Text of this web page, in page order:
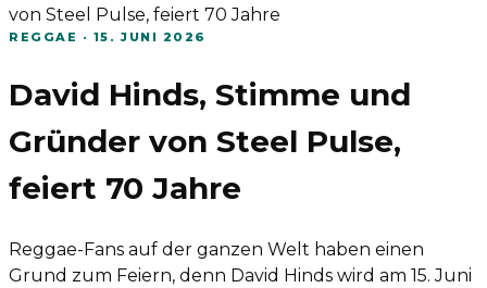
von Steel Pulse, feiert 70 Jahre
REGGAE · 15. JUNI 2026
David Hinds, Stimme und
Gründer von Steel Pulse,
feiert 70 Jahre
Reggae-Fans auf der ganzen Welt haben einen
Grund zum Feiern, denn David Hinds wird am 15. Juni